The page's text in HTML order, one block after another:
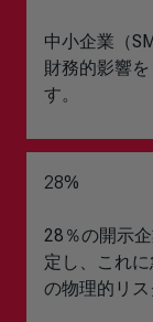
中小企業（
財務的影響
す。
28%
28％の開示
定し、これ
の物理的リス